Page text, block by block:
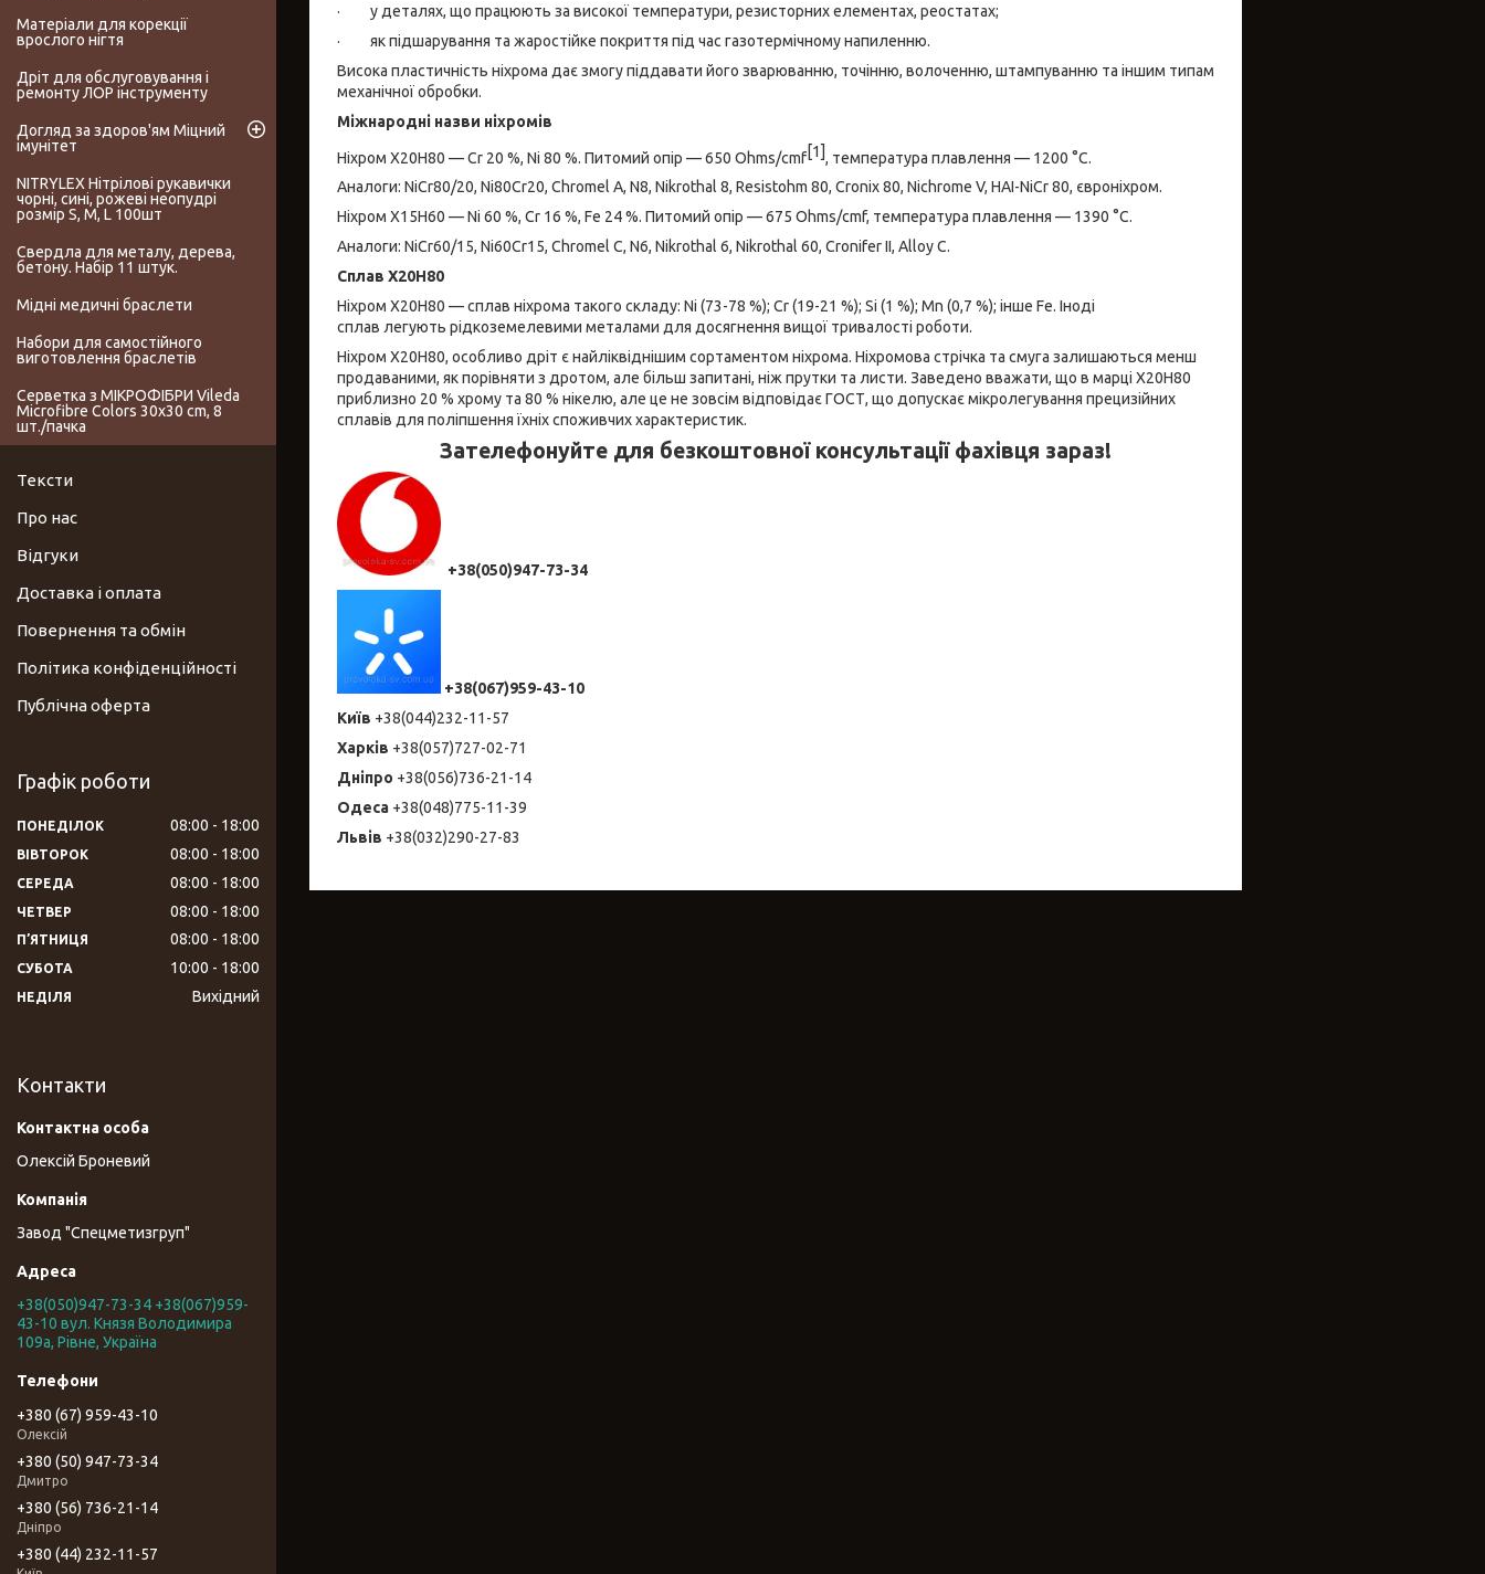
· у деталях, що працюють за високої температури, резисторних елементах, реостатах;
· як підшарування та жаростійке покриття під час газотермічному напиленню.
Висока пластичність ніхрома дає змогу піддавати його зварюванню, точінню, волоченню, штампуванню та іншим типам
механічної обробки.
Міжнародні назви ніхромів
Ніхром Х20Н80 — Cr 20 %, Ni 80 %. Питомий опір — 650 Ohms/cmf[1], температура плавлення — 1200 °C.
Аналоги: NiCr80/20, Ni80Cr20, Chromel A, N8, Nikrothal 8, Resistohm 80, Cronix 80, Nichrome V, HAI-NiCr 80, євроніхром.
Ніхром Х15Н60 — Ni 60 %, Cr 16 %, Fe 24 %. Питомий опір — 675 Ohms/cmf, температура плавлення — 1390 °C.
Аналоги: NiCr60/15, Ni60Cr15, Chromel C, N6, Nikrothal 6, Nikrothal 60, Cronifer II, Alloy C.
Сплав Х20Н80
Ніхром Х20Н80 — сплав ніхрома такого складу: Ni (73-78 %); Cr (19-21 %); Si (1 %); Mn (0,7 %); інше Fe. Іноді
сплав легують рідкоземелевими металами для досягнення вищої тривалості роботи.
Ніхром Х20Н80, особливо дріт є найліквіднішим сортаментом ніхрома. Ніхромова стрічка та смуга залишаються менш
продаваними, як порівняти з дротом, але більш запитані, ніж прутки та листи. Заведено вважати, що в марці Х20Н80
приблизно 20 % хрому та 80 % нікелю, але це не зовсім відповідає ГОСТ, що допускає мікролегування прецизійних
сплавів для поліпшення їхніх споживчих характеристик.
Зателефонуйте для безкоштовної консультації фахівця зараз!
+38(050)947-73-34
+38(067)959-43-10
Київ +38(044)232-11-57
Харків +38(057)727-02-71
Дніпро +38(056)736-21-14
Одеса +38(048)775-11-39
Львів +38(032)290-27-83
Матеріали для корекції
врослого нігтя
Дріт для обслуговування і
ремонту ЛОР інструменту
Догляд за здоров'ям Міцний
імунітет
NITRYLEX Нітрілові рукавички
чорні, сині, рожеві неопудрі
розмір S, M, L 100шт
Свердла для металу, дерева,
бетону. Набір 11 штук.
Мідні медичні браслети
Набори для самостійного
виготовлення браслетів
Серветка з МІКРОФІБРИ Vileda
Microfibre Colors 30x30 cm, 8
шт./пачка
Тексти
Про нас
Відгуки
Доставка і оплата
Повернення та обмін
Політика конфіденційності
Публічна оферта
Графік роботи
ПОНЕДІЛОК 08:00 18:00
ВІВТОРОК 08:00 18:00
СЕРЕДА 08:00 18:00
ЧЕТВЕР 08:00 18:00
ПʼЯТНИЦЯ 08:00 18:00
СУБОТА 10:00 18:00
НЕДІЛЯ Вихідний
Контакти
Олексій Броневий
Завод "Спецметизгруп"
+38(050)947-73-34 +38(067)959-
43-10 вул. Князя Володимира
109а, Рівне, Україна
+380 (67) 959-43-10
Олексій
+380 (50) 947-73-34
Дмитро
+380 (56) 736-21-14
Дніпро
+380 (44) 232-11-57